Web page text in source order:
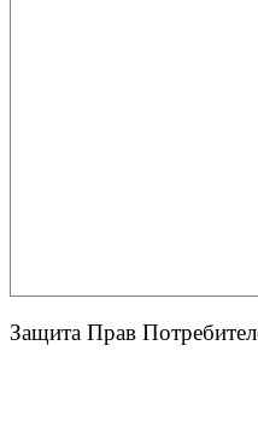
Защита Прав